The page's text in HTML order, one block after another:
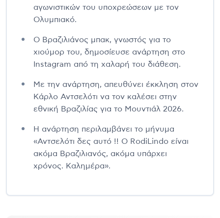
αγωνιστικών του υποχρεώσεων με τον
Ολυμπιακό.
Ο Βραζιλιάνος μπακ, γνωστός για το
χιούμορ του, δημοσίευσε ανάρτηση στο
Instagram από τη χαλαρή του διάθεση.
Με την ανάρτηση, απευθύνει έκκληση στον
Κάρλο Αντσελότι να τον καλέσει στην
εθνική Βραζιλίας για το Μουντιάλ 2026.
Η ανάρτηση περιλαμβάνει το μήνυμα
«Αντσελότι δες αυτό !! Ο RodiLindo είναι
ακόμα Βραζιλιανός, ακόμα υπάρχει
χρόνος. Καλημέρα».